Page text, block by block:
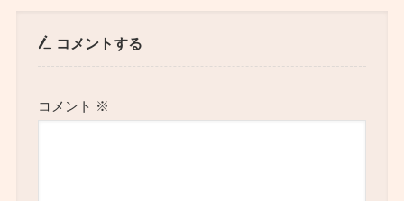
コメントする
コメント ※